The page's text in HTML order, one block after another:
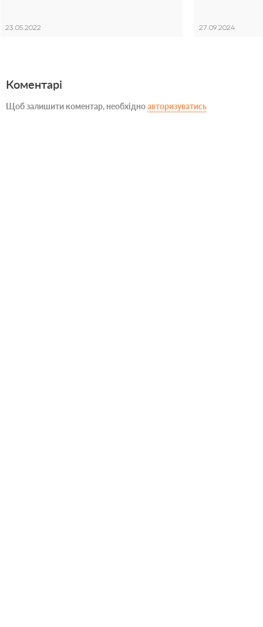
23.05.2022 27.09.2024
Коментарі
Щоб залишити коментар, необхідноавторизуватись